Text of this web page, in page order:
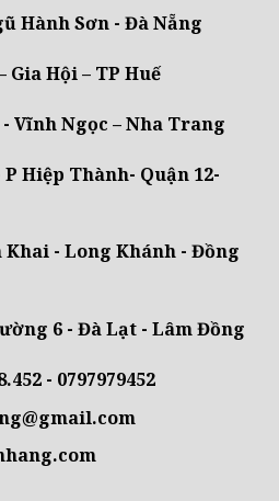
Hành Sơn - Đà Nẵng
Gia Hội – TP Huế
- Vĩnh Ngọc – Nha Trang
Hiệp Thành- Quận 12-
Khai - Long Khánh - Đồng
6 - Đà Lạt - Lâm Đồng
- 0797979452